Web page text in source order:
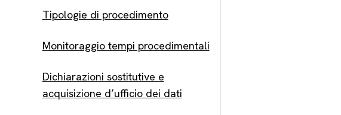
Tipologie di procedimento
Monitoraggio tempi procedimentali
Dichiarazioni sostitutive e
acquisizione d’ufficio dei dati